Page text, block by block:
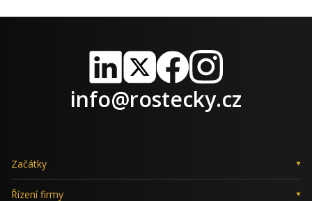
LinkedIn
X FacebookInstagram
info@rostecky.cz
Začátky
Řízení firmy